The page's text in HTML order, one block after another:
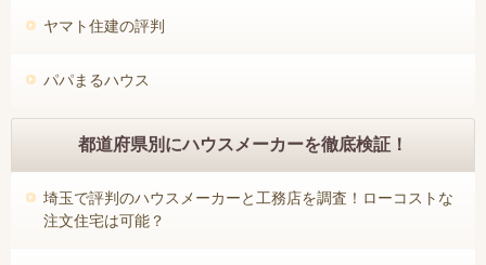
ヤマト住建の評判
パパまるハウス
都道府県別にハウスメーカーを徹底検証！
埼玉で評判のハウスメーカーと工務店を調査！ローコストな
注文住宅は可能？